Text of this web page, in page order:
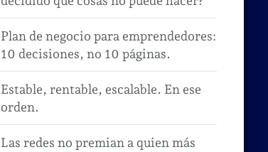
Plan de negocio para emprendedores:
10 decisiones, no 10 páginas.
Estable, rentable, escalable. En ese
orden.
Las redes no premian a quien más